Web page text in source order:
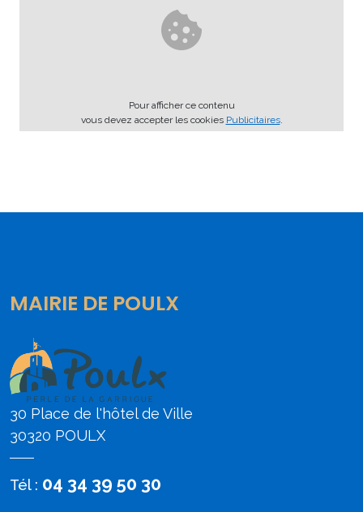
Pour afficher ce contenu
vous devez accepter les cookies Publicitaires.
MAIRIE DE POULX
30 Place de l'hôtel de Ville
30320 POULX
Tél : 04 34 39 50 30